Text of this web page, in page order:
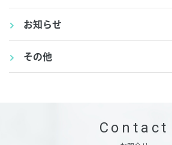
お知らせ
その他
Contact